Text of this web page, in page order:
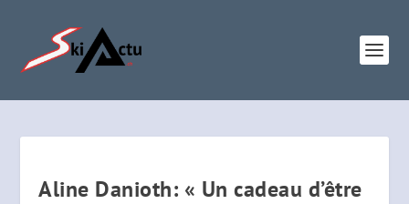
Aline Danioth: « Un cadeau d’être